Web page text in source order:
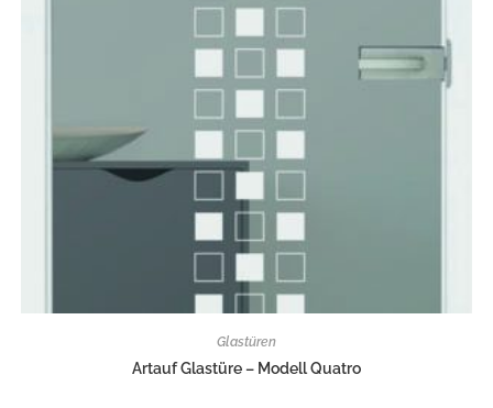
Glastüren
Artauf Glastüre – Modell Quatro